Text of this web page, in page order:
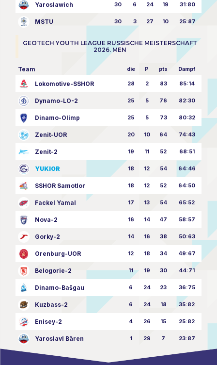
Yaroslawich 30 6 24 19 31:80
MSTU 30 3 27 10 25:87
GEOTECH YOUTH LEAGUE RUSSISCHE MEISTERSCHAFT
2026. MEN
Team die P pts Dampf
Lokomotive-SSHOR 28 2 83 85:14
Dynamo-LO-2 25 5 76 82:30
Dinamo-Olimp 25 5 73 80:32
Zenit-UOR 20 10 64 74:43
Zenit-2 19 11 52 68:51
YUKIOR 18 12 54 64:46
SSHOR Samotlor 18 12 52 64:50
Fackel Yamal 17 13 54 65:52
Nova-2 16 14 47 58:57
Gorky-2 14 16 38 50:63
Orenburg-UOR 12 18 34 49:67
Belogorie-2 11 19 30 44:71
Dinamo-Bašgau 6 24 23 36:75
Kuzbass-2 6 24 18 35:82
Enisey-2 4 26 15 25:82
Yaroslavl Bären 1 29 7 23:87